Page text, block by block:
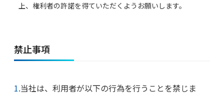
上、権利者の許諾を得ていただくようお願いします。
禁止事項
1.当社は、利用者が以下の行為を行うことを禁じま